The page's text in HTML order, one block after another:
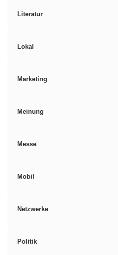
Literatur
Lokal
Marketing
Meinung
Messe
Mobil
Netzwerke
Politik